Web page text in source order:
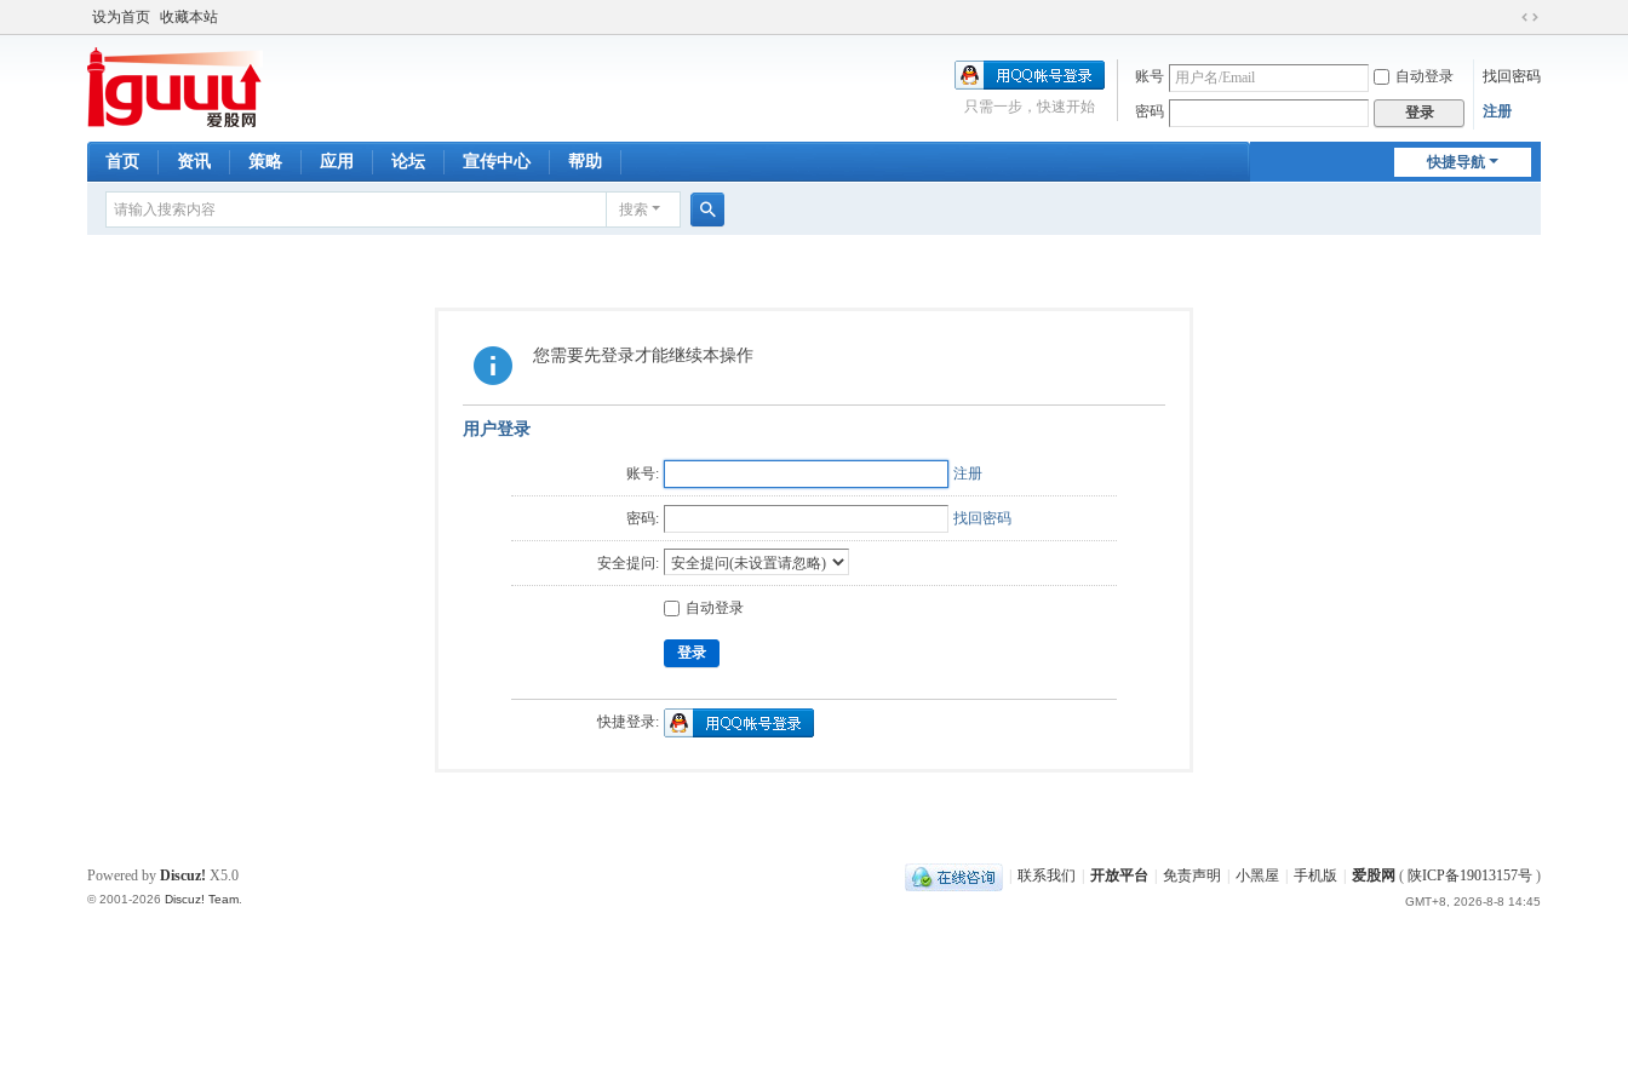
设为首页 收藏本站
切
到
账号 自动登录 找回密码
密码 登录 注册
只需一步，快速开始
快捷导航
首页 资讯 策略 应用 论坛 宣传中心 帮助
搜索
您需要先登录才能继续本操作
用户登录
账号: 注册
密码: 找回密码
安全提问:
自动登录
登录
快捷登录:
联系我们 开放平台 免责声明 小黑屋 手机版 爱股网 ( 陕ICP备19013157号 )
GMT+8, 2026-8-8 14:45
Powered by Discuz! X5.0
© 2001-2026 Discuz! Team